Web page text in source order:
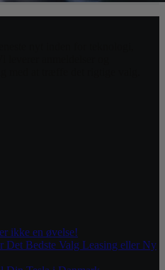
ikke en øvelse!
Det Bedste Valg Leasing eller Ny